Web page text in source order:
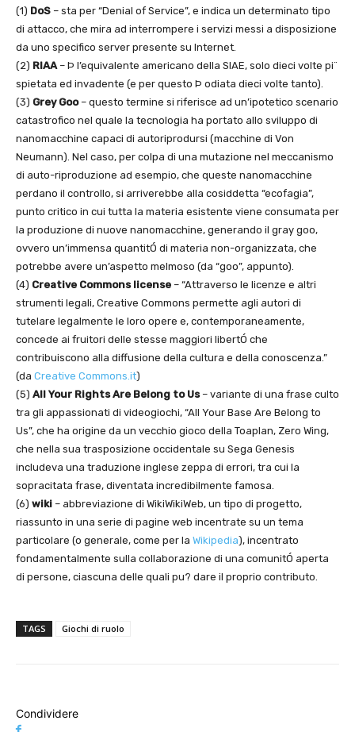
(1) DoS – sta per “Denial of Service”, e indica un determinato tipo
di attacco, che mira ad interrompere i servizi messi a disposizione
da uno specifico server presente su Internet.
(2) RIAA– Þ l’equivalente americano della SIAE, solo dieci volte pi¨
spietata ed invadente (e per questo Þ odiata dieci volte tanto).
(3) Grey Goo– questo termine si riferisce ad un’ipotetico scenario
catastrofico nel quale la tecnologia ha portato allo sviluppo di
nanomacchine capaci di autoriprodursi (macchine di Von
Neumann). Nel caso, per colpa di una mutazione nel meccanismo
di auto-riproduzione ad esempio, che queste nanomacchine
perdano il controllo, si arriverebbe alla cosiddetta “ecofagia”,
punto critico in cui tutta la materia esistente viene consumata per
la produzione di nuove nanomacchine, generando il gray goo,
ovvero un’immensa quantitÓ di materia non-organizzata, che
potrebbe avere un’aspetto melmoso (da “goo”, appunto).
(4) Creative Commons license – “Attraverso le licenze e altri
strumenti legali, Creative Commons permette agli autori di
tutelare legalmente le loro opere e, contemporaneamente,
concede ai fruitori delle stesse maggiori libertÓ che
contribuiscono alla diffusione della cultura e della conoscenza.”
(da Creative Commons.it)
(5) All Your Rights Are Belong to Us– variante di una frase culto
tra gli appassionati di videogiochi, “All Your Base Are Belong to
Us”, che ha origine da un vecchio gioco della Toaplan, Zero Wing,
che nella sua trasposizione occidentale su Sega Genesis
includeva una traduzione inglese zeppa di errori, tra cui la
sopracitata frase, diventata incredibilmente famosa.
(6) wiki – abbreviazione di WikiWikiWeb, un tipo di progetto,
riassunto in una serie di pagine web incentrate su un tema
particolare (o generale, come per la Wikipedia), incentrato
fondamentalmente sulla collaborazione di una comunitÓ aperta
di persone, ciascuna delle quali pu? dare il proprio contributo.
TAGS Giochi di ruolo
Condividere